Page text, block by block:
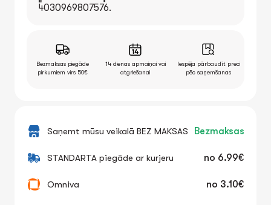
4030969807576.
Bezmaksas piegāde
pirkumiem virs 50€
14 dienas apmaiņai vai
atgriešanai
Iespēja pārbaudīt preci
pēc saņemšanas
Saņemt mūsu veikalā BEZ MAKSAS Bezmaksas
STANDARTA piegāde ar kurjeru no 6.99€
Omniva no 3.10€